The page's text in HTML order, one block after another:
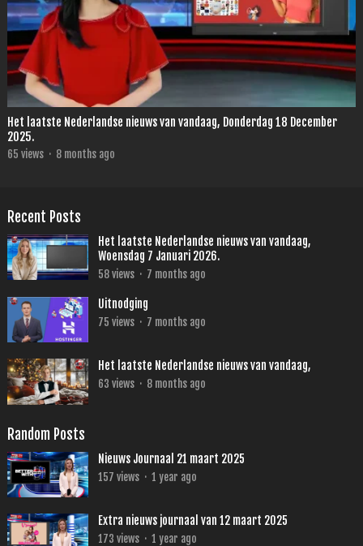
Het laatste Nederlandse nieuws van vandaag, Donderdag 18 December
2025.
65 views · 8 months ago
Recent Posts
Het laatste Nederlandse nieuws van vandaag,
Woensdag 7 Januari 2026.
58views · 7 months ago
Uitnodging
75 views · 7 months ago
Het laatste Nederlandse nieuws van vandaag,
63 views · 8 months ago
Random Posts
Nieuws Journaal 21 maart 2025
157 views · 1 year ago
Extra nieuws journaal van 12 maart 2025
173 views · 1 year ago